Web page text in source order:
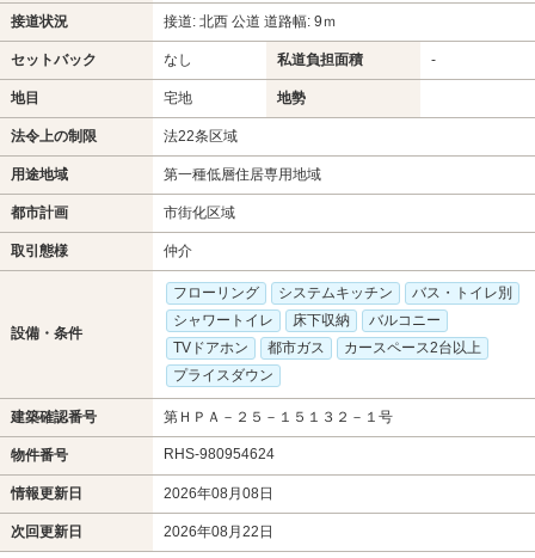
接道状況 接道: 北西 公道 道路幅: 9ｍ
セットバック なし 私道負担面積 -
地目 宅地 地勢
法令上の制限 法22条区域
用途地域 第一種低層住居専用地域
都市計画 市街化区域
取引態様 仲介
設備・条件
フローリング システムキッチン
バス・トイレ別
シャワートイレ
床下収納
バルコニー
TVドアホン
都市ガス
カースペース2台以上
プライスダウン
建築確認番号 第ＨＰＡ－２５－１５１３２－１号
物件番号 RHS-980954624
情報更新日 2026年08月08日
次回更新日 2026年08月22日